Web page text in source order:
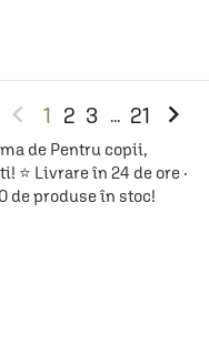
 1 2 3 ... 21 
de Pentru copii,
Livrare în 24 de ore ·
de produse în stoc!